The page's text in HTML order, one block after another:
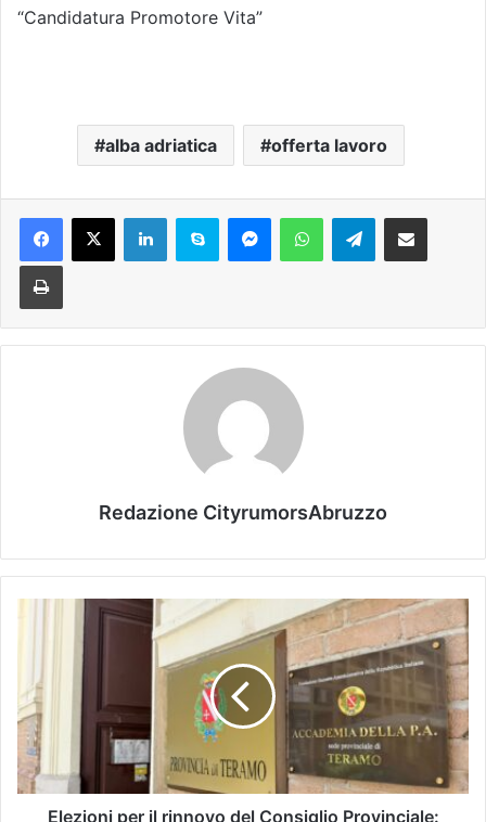
“Candidatura Promotore Vita”
alba adriatica offerta lavoro
Telegram
Redazione CityrumorsAbruzzo
Elezioni per il rinnovo del Consiglio Provinciale: